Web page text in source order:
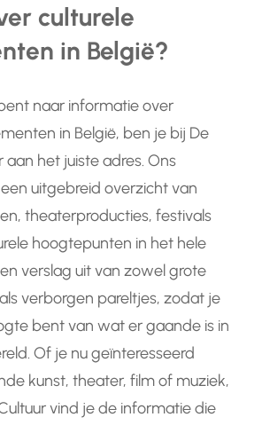
culturele
in België?
naar informatie over
in België, ben je bij De
aan het juiste adres. Ons
uitgebreid overzicht van
theaterproducties, festivals
hoogtepunten in het hele
verslag uit van zowel grote
verborgen pareltjes, zodat je
bent van wat er gaande is in
Of je nu geïnteresseerd
kunst, theater, film of muziek,
vind je de informatie die